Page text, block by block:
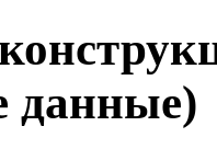
данные)